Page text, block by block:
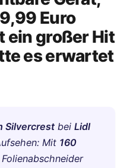
Euro
ein großer Hit
es erwartet
Silvercrest bei Lidl
Mit 160